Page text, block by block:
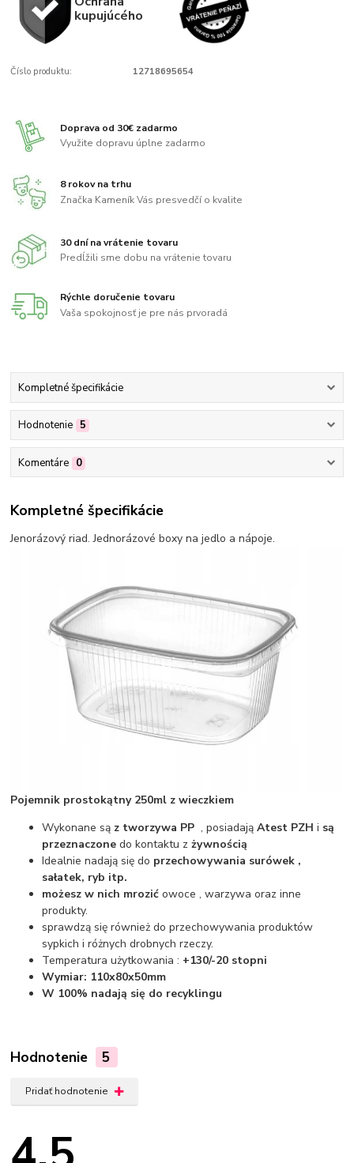
kupujúcého
Číslo produktu: 12718695654
Doprava od 30€ zadarmo
Využite dopravu úplne zadarmo
8 rokov na trhu
Značka Kameník Vás presvedčí o kvalite
30 dní na vrátenie tovaru
Predĺžili sme dobu na vrátenie tovaru
Rýchle doručenie tovaru
Vaša spokojnosť je pre nás prvoradá
Kompletné špecifikácie
Hodnotenie 5
Komentáre 0
Kompletné špecifikácie
Jenorázový riad. Jednorázové boxy na jedlo a nápoje.
Pojemnik prostokątny 250ml z wieczkiem
Wykonane są z tworzywa PP , posiadająAtest PZH i są
przeznaczone do kontaktu zżywnością
Idealnie nadają się do przechowywania surówek ,
sałatek, ryb itp.
możesz w nich mrozić owoce , warzywa oraz inne
produkty.
sprawdzą się również do przechowywania produktów
sypkich i różnych drobnych rzeczy.
Temperatura użytkowania : +130/-20 stopni
Wymiar: 110x80x50mm
W 100% nadają się do recyklingu
Hodnotenie 5
Pridať hodnotenie